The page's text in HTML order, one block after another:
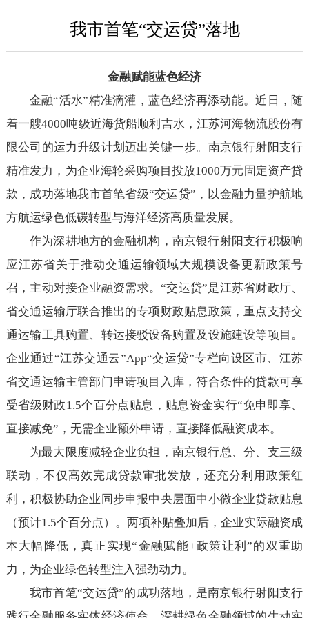
我市首笔“交运贷”落地
金融赋能蓝色经济
金融“活水”精准滴灌，蓝色经济再添动能。近日，随
着一艘4000吨级近海货船顺利吉水，江苏河海物流股份有
限公司的运力升级计划迈出关键一步。南京银行射阳支行
精准发力，为企业海轮采购项目投放1000万元固定资产贷
款，成功落地我市首笔省级“交运贷”，以金融力量护航地
方航运绿色低碳转型与海洋经济高质量发展。
作为深耕地方的金融机构，南京银行射阳支行积极响
应江苏省关于推动交通运输领域大规模设备更新政策号
召，主动对接企业融资需求。“交运贷”是江苏省财政厅、
省交通运输厅联合推出的专项财政贴息政策，重点支持交
通运输工具购置、转运接驳设备购置及设施建设等项目。
企业通过“江苏交通云”App“交运贷”专栏向设区市、江苏
省交通运输主管部门申请项目入库，符合条件的贷款可享
受省级财政1.5个百分点贴息，贴息资金实行“免申即享、
直接减免”，无需企业额外申请，直接降低融资成本。
为最大限度减轻企业负担，南京银行总、分、支三级
联动，不仅高效完成贷款审批发放，还充分利用政策红
利，积极协助企业同步申报中央层面中小微企业贷款贴息
（预计1.5个百分点）。两项补贴叠加后，企业实际融资成
本大幅降低，真正实现“金融赋能+政策让利”的双重助
力，为企业绿色转型注入强劲动力。
我市首笔“交运贷”的成功落地，是南京银行射阳支行